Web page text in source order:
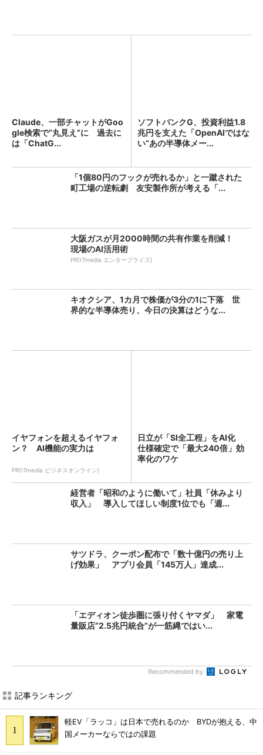
Claude、一部チャットがGoo
gle検索で“丸見え”に 過去に
は「ChatG...
ソフトバンクG、投資利益1.8
兆円を支えた「OpenAIではな
い“あの半導体メー...
「1個80円のフックが売れるか」と一蹴された
町工場の逆転劇 友安製作所が考える「...
大阪ガスが月2000時間の共有作業を削減！
現場のAI活用術
PR(ITmedia エンタープライズ)
キオクシア、1カ月で株価が3分の1に下落 世
界的な半導体売り、今日の決算はどうな...
イヤフォンを超えるイヤフォ
ン？ AI機能の実力は
PR(ITmedia ビジネスオンライン)
日立が「SI全工程」をAI化
仕様確定で「最大240倍」効
率化のワケ
経営者「昭和のように働いて」社員「休みより
収入」 導入してほしい制度1位でも「週...
サツドラ、クーポン配布で「数十億円の売り上
げ効果」 アプリ会員「145万人」達成...
「エディオン徒歩圏に張り付くヤマダ」 家電
量販店“2.5兆円統合”が一筋縄ではい...
Recommended by
記事ランキング
軽EV「ラッコ」は日本で売れるのか BYDが抱える、中
国メーカーならではの課題